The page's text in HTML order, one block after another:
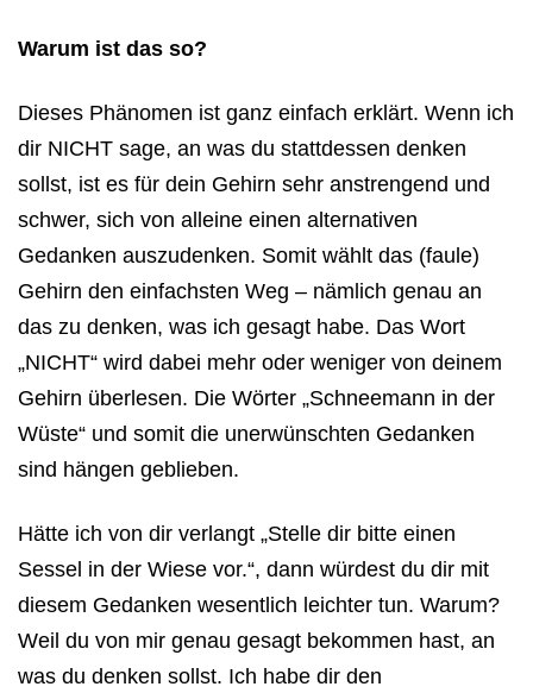
Warum ist das so?
Dieses Phänomen ist ganz einfach erklärt. Wenn ich
dir NICHT sage, an was du stattdessen denken
sollst, ist es für dein Gehirn sehr anstrengend und
schwer, sich von alleine einen alternativen
Gedanken auszudenken. Somit wählt das (faule)
Gehirn den einfachsten Weg – nämlich genau an
das zu denken, was ich gesagt habe. Das Wort
„NICHT“ wird dabei mehr oder weniger von deinem
Gehirn überlesen. Die Wörter „Schneemann in der
Wüste“ und somit die unerwünschten Gedanken
sind hängen geblieben.
Hätte ich von dir verlangt „Stelle dir bitte einen
Sessel in der Wiese vor.“, dann würdest du dir mit
diesem Gedanken wesentlich leichter tun. Warum?
Weil du von mir genau gesagt bekommen hast, an
was du denken sollst. Ich habe dir den